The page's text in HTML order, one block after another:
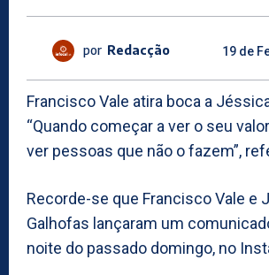
por Redacção 19 de
Francisco Vale atira boca a
“Quando começar a ver o seu
ver pessoas que não o fazem”,
Recorde-se que Francisco Vale e
Galhofas lançaram um
noite do passado domingo, no